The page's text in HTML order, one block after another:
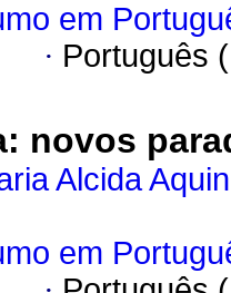
em
· Português
: novos
Alcida
em